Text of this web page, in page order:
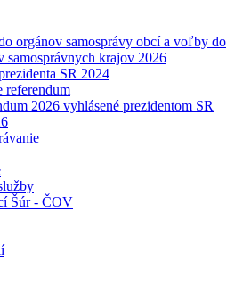
orgánov samosprávy obcí a voľby do
samosprávnych krajov 2026
SR 2024
referendum
2026 vyhlásené prezidentom SR
Šúr - ČOV